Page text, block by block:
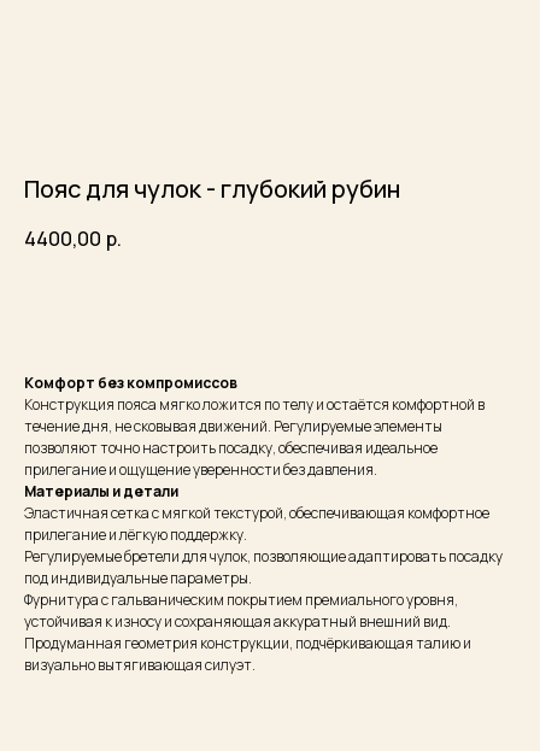
Пояс для чулок - глубокий рубин
4400,00 р.
Комфорт без компромиссов
Конструкция пояса мягко ложится по телу и остаётся комфортной в
течение дня, не сковывая движений. Регулируемые элементы
позволяют точно настроить посадку, обеспечивая идеальное
прилегание и ощущение уверенности без давления.
Материалы и детали
Эластичная сетка с мягкой текстурой, обеспечивающая комфортное
прилегание и лёгкую поддержку.
Регулируемые бретели для чулок, позволяющие адаптировать посадку
под индивидуальные параметры.
Фурнитура с гальваническим покрытием премиального уровня,
устойчивая к износу и сохраняющая аккуратный внешний вид.
Продуманная геометрия конструкции, подчёркивающая талию и
визуально вытягивающая силуэт.